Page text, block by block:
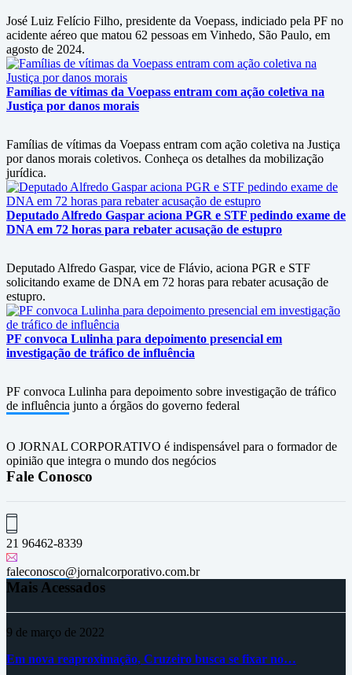
José Luiz Felício Filho, presidente da Voepass, indiciado pela PF no
acidente aéreo que matou 62 pessoas em Vinhedo, São Paulo, em
agosto de 2024.
Famílias de vítimas da Voepass entram com ação coletiva na
Justiça por danos morais
Famílias de vítimas da Voepass entram com ação coletiva na Justiça
por danos morais coletivos. Conheça os detalhes da mobilização
jurídica.
Deputado Alfredo Gaspar aciona PGR e STF pedindo exame de
DNA em 72 horas para rebater acusação de estupro
Deputado Alfredo Gaspar, vice de Flávio, aciona PGR e STF
solicitando exame de DNA em 72 horas para rebater acusação de
estupro.
PF convoca Lulinha para depoimento presencial em
investigação de tráfico de influência
PF convoca Lulinha para depoimento sobre investigação de tráfico
de influência junto a órgãos do governo federal
O JORNAL CORPORATIVO é indispensável para o formador de
opinião que integra o mundo dos negócios
Fale Conosco
21 96462-8339
faleconosco@jornalcorporativo.com.br
Mais Acessados
9 de março de 2022
Em nova reaproximação, Cruzeiro busca se fixar no…